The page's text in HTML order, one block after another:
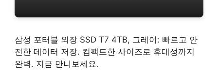
삼성 포터블 외장 SSD T7 4TB, 그레이: 빠르고 안
전한 데이터 저장. 컴팩트한 사이즈로 휴대성까지
완벽. 지금 만나보세요.